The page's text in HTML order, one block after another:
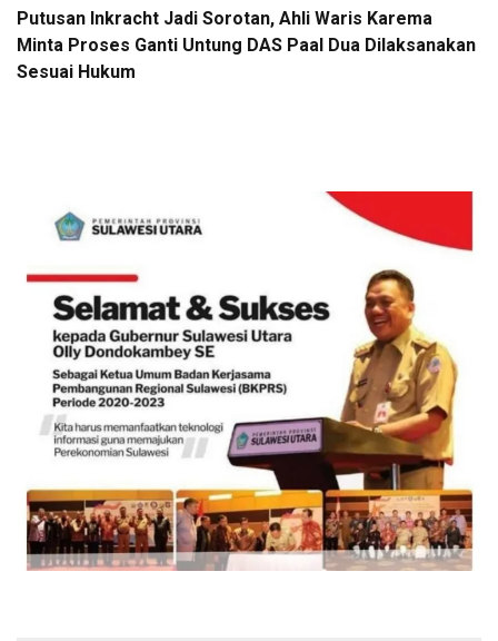
Putusan Inkracht Jadi Sorotan, Ahli Waris Karema
Minta Proses Ganti Untung DAS Paal Dua Dilaksanakan
Sesuai Hukum